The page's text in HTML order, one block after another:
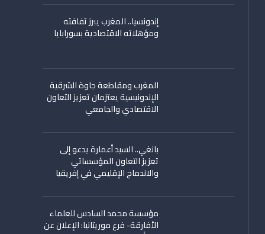
إندونسيا.. المغرب يبرز ثفافته
ومؤهلاته الاقتصادية بسورابايا
المغرب ومقاطعة جاوة الشرقية
الإندونيسية يعتزمان تعزيز التعاون
الاقتصادي والجامعي
بانغي.. السيد أعمارة يدعو إلى
تعزيز التعاون المؤسساتي
والاندماج الإقليمي في إفريقيا
مؤسسة محمد السادس للعلماء
الأفارقة- فرع موريتانيا: الإعلان عن